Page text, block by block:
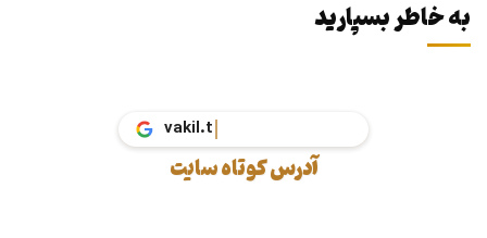
به خاطر بسپارید
vak
آدرس کوتاه سایت